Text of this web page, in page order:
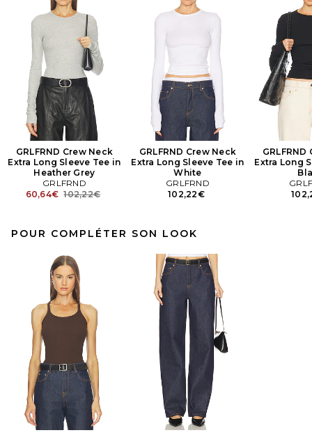
GRLFRND Crew Neck
Extra Long Sleeve Tee in
Heather Grey
GRLFRND
60,64€ Previous price:
102,22€
GRLFRND Crew Neck
Extra Long Sleeve Tee in
White
GRLFRND
102,22€
Extra Long
POUR COMPLÉTER SON LOOK